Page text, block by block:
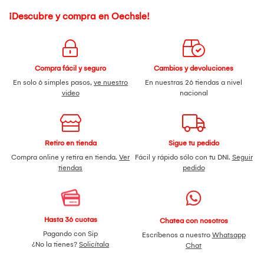
¡Descubre y compra en Oechsle!
Compra fácil y seguro
En solo 6 simples pasos, ve nuestro
video
Cambios y devoluciones
En nuestras 26 tiendas a nivel
nacional
Retiro en tienda
Compra online y retira en tienda. Ver
tiendas
Sigue tu pedido
Fácil y rápido sólo con tu DNI. Seguir
pedido
Hasta 36 cuotas
Pagando con Sip
¿No la tienes? Solicítala
Chatea con nosotros
Escríbenos a nuestro Whatsapp
Chat